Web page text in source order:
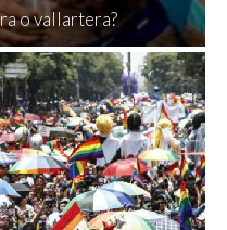
o vallartera?